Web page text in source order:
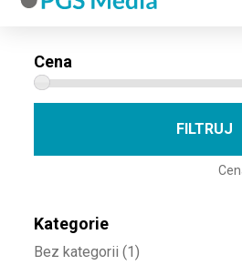
Filtru według
Cena
FILTRUJ
Kategorie
Bez kategorii (1)